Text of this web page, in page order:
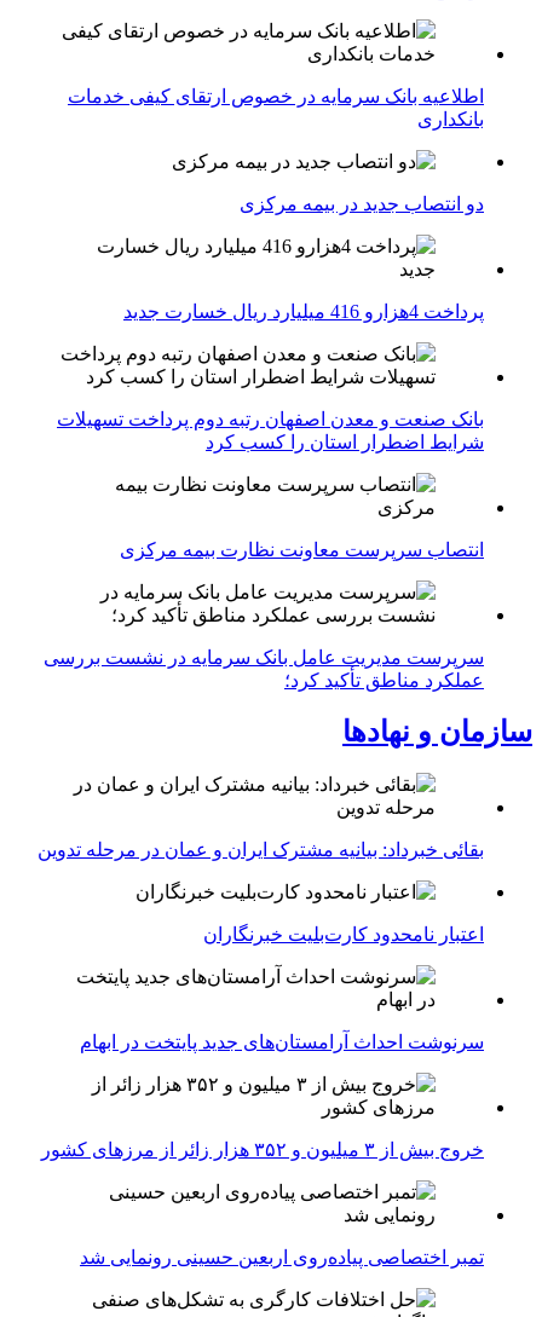
اطلاعیه بانک سرمایه در خصوص ارتقای کیفی خدمات
بانکداری
دو انتصاب جدید در بیمه مركزی
پرداخت 4هزارو 416 میلیارد ریال خسارت جدید
بانک صنعت و معدن اصفهان رتبه دوم پرداخت تسهیلات
شرایط اضطرار استان را کسب کرد
انتصاب سرپرست معاونت نظارت بیمه مرکزی
سرپرست مدیریت عامل بانک سرمایه در نشست بررسی
عملکرد مناطق تأکید کرد؛
سازمان و نهادها
بقائی خبرداد: بیانیه مشترک ایران و عمان در مرحله تدوین
اعتبار نامحدود کارت‌بلیت خبرنگاران
سرنوشت احداث آرامستان‌های جدید پایتخت در ابهام
خروج بیش از ۳ میلیون و ۳۵۲ هزار زائر از مرزهای کشور
تمبر اختصاصی پیاده‌روی اربعین حسینی رونمایی شد